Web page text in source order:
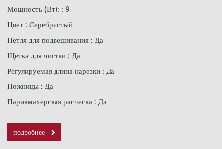
Мощность (Вт): : 9
Цвет : Серебристый
Петля для подвешивания : Да
Щетка для чистки : Да
Регулируемая длина нарезки : Да
Ножницы : Да
Парикмахерская расческа : Да
подробнее